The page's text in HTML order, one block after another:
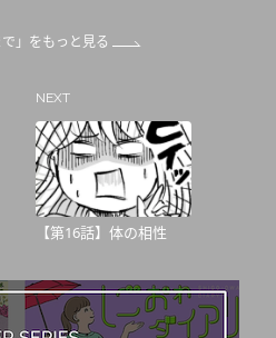
」をもっと見る
NEXT
【第16話】体の相性